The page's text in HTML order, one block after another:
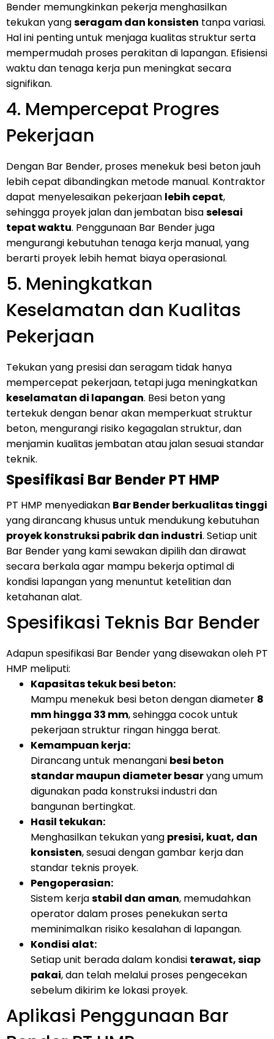
Bender memungkinkan pekerja menghasilkan
tekukan yangseragam dan konsisten tanpa variasi.
Hal ini penting untuk menjaga kualitas struktur serta
mempermudah proses perakitan di lapangan. Efisiensi
waktu dan tenaga kerja pun meningkat secara
signifikan.
4. Mempercepat Progres
Pekerjaan
Dengan Bar Bender, proses menekuk besi beton jauh
lebih cepat dibandingkan metode manual. Kontraktor
dapat menyelesaikan pekerjaan lebih cepat,
sehingga proyek jalan dan jembatan bisaselesai
tepat waktu. Penggunaan Bar Bender juga
mengurangi kebutuhan tenaga kerja manual, yang
berarti proyek lebih hemat biaya operasional.
5. Meningkatkan
Keselamatan dan Kualitas
Pekerjaan
Tekukan yang presisi dan seragam tidak hanya
mempercepat pekerjaan, tetapi juga meningkatkan
keselamatan di lapangan. Besi beton yang
tertekuk dengan benar akan memperkuat struktur
beton, mengurangi risiko kegagalan struktur, dan
menjamin kualitas jembatan atau jalan sesuai standar
teknik.
Spesifikasi Bar Bender PT HMP
PT HMP menyediakan Bar Bender berkualitas tinggi
yang dirancang khusus untuk mendukung kebutuhan
proyek konstruksi pabrik dan industri. Setiap unit
Bar Bender yang kami sewakan dipilih dan dirawat
secara berkala agar mampu bekerja optimal di
kondisi lapangan yang menuntut ketelitian dan
ketahanan alat.
Spesifikasi Teknis Bar Bender
Adapun spesifikasi Bar Bender yang disewakan oleh PT
HMP meliputi:
Kapasitas tekuk besi beton:
Mampu menekuk besi beton dengan diameter 8
mm hingga 33 mm, sehingga cocok untuk
pekerjaan struktur ringan hingga berat.
Kemampuan kerja:
Dirancang untuk menangani besi beton
standar maupun diameter besaryang umum
digunakan pada konstruksi industri dan
bangunan bertingkat.
Hasil tekukan:
Menghasilkan tekukan yang presisi, kuat, dan
konsisten, sesuai dengan gambar kerja dan
standar teknis proyek.
Pengoperasian:
Sistem kerjastabil dan aman, memudahkan
operator dalam proses penekukan serta
meminimalkan risiko kesalahan di lapangan.
Kondisi alat:
Setiap unit berada dalam kondisi terawat, siap
pakai, dan telah melalui proses pengecekan
sebelum dikirim ke lokasi proyek.
Aplikasi Penggunaan Bar